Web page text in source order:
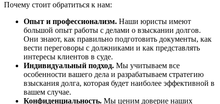
Почему стоит обратиться к нам:
Опыт и профессионализм. Наши юристы имеют
большой опыт работы с делами о взыскании долгов.
Они знают, как правильно подготовить документы, как
вести переговоры с должниками и как представлять
интересы клиентов в суде.
Индивидуальный подход. Мы учитываем все
особенности вашего дела и разрабатываем стратегию
взыскания долга, которая будет наиболее эффективной в
вашем случае.
Конфиденциальность. Мы ценим доверие наших